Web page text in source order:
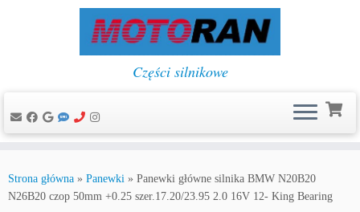
do
treści
Części silnikowe
Strona główna » Panewki » Panewki główne silnika BMW N20B20
N26B20 czop 50mm +0.25 szer.17.20/23.95 2.0 16V 12- King Bearing